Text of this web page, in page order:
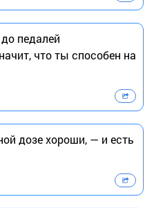
педалей
что ты способен на
дозе хороши, — и есть